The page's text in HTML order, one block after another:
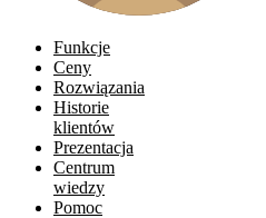
Funkcje
Ceny
Rozwiązania
Historie
klientów
Prezentacja
Centrum
wiedzy
Pomoc